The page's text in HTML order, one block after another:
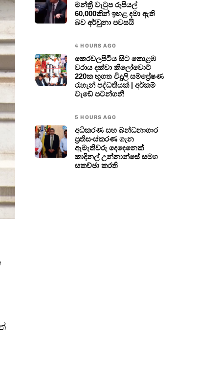
මන්ත්‍රී වැටුප රුපියල්
60,000කින් ඉහළ දමා ඇති
බව අර්චුනා පවසයි
4 HOURS AGO
කෙරවලපිටිය සිට කොළඹ
වරාය දක්වා කිලෝවොට්
220ක භූගත විදුලි සම්ප්‍රේෂණ
රැහැන් පද්ධතියක් | අර්කම්
වැඩේ පටන්ගනී
5 HOURS AGO
අධිකරණ සහ බන්ධනාගාර
ප්‍රතිසංස්කරණ ගැන
ඇමැතිවරු දෙදෙනෙක්
කාදිනල් උන්නාන්සේ සමග
සකච්ඡා කරති